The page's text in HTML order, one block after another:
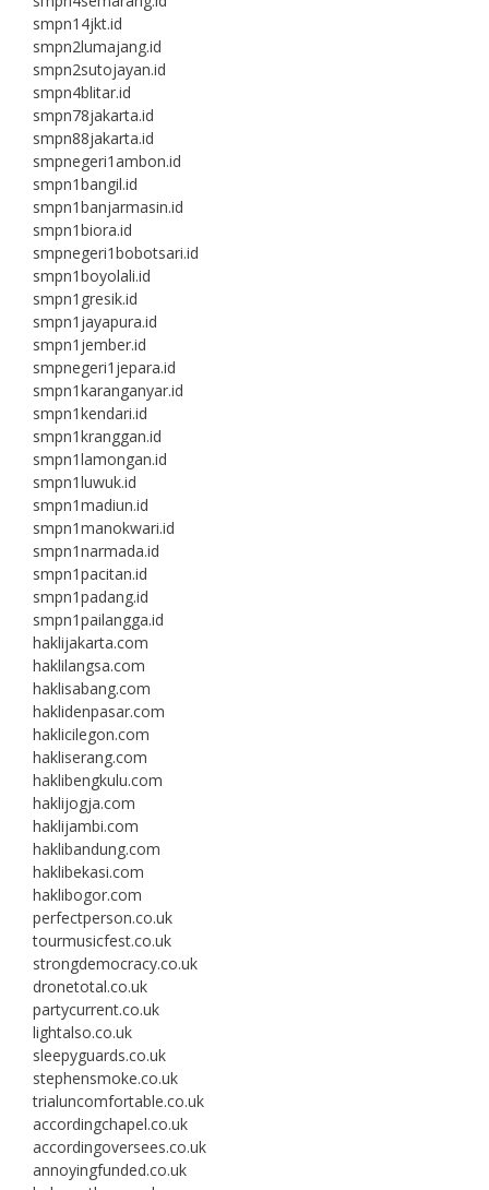
smpn14jkt.id
smpn2lumajang.id
smpn2sutojayan.id
smpn4blitar.id
smpn78jakarta.id
smpn88jakarta.id
smpnegeri1ambon.id
smpn1bangil.id
smpn1banjarmasin.id
smpn1biora.id
smpnegeri1bobotsari.id
smpn1boyolali.id
smpn1gresik.id
smpn1jayapura.id
smpn1jember.id
smpnegeri1jepara.id
smpn1karanganyar.id
smpn1kendari.id
smpn1kranggan.id
smpn1lamongan.id
smpn1luwuk.id
smpn1madiun.id
smpn1manokwari.id
smpn1narmada.id
smpn1pacitan.id
smpn1padang.id
smpn1pailangga.id
haklijakarta.com
haklilangsa.com
haklisabang.com
haklidenpasar.com
haklicilegon.com
hakliserang.com
haklibengkulu.com
haklijogja.com
haklijambi.com
haklibandung.com
haklibekasi.com
haklibogor.com
perfectperson.co.uk
tourmusicfest.co.uk
strongdemocracy.co.uk
dronetotal.co.uk
partycurrent.co.uk
lightalso.co.uk
sleepyguards.co.uk
stephensmoke.co.uk
trialuncomfortable.co.uk
accordingchapel.co.uk
accordingoversees.co.uk
annoyingfunded.co.uk